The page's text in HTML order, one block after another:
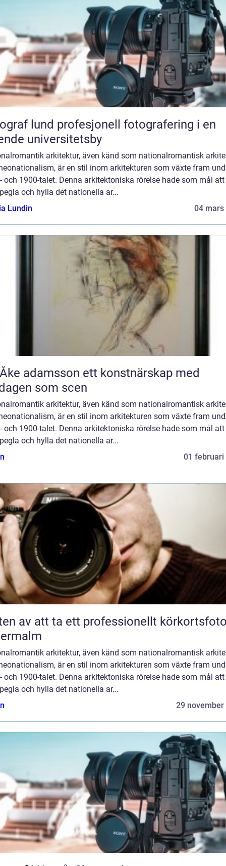
profesjonell fotografering i en
universitetsby
arkitektur, även känd som nationalromantisk
är en stil inom arkitekturen som växte fram
och 1900-talet. Denna arkitektoniska rörelse hade som mål att
och hylla det nationella ar...
Lundin
04 mars
ett konstnärskap med
som scen
arkitektur, även känd som nationalromantisk
är en stil inom arkitekturen som växte fram
och 1900-talet. Denna arkitektoniska rörelse hade som mål att
och hylla det nationella ar...
01 februari
av att ta ett professionellt
arkitektur, även känd som nationalromantisk
är en stil inom arkitekturen som växte fram
och 1900-talet. Denna arkitektoniska rörelse hade som mål att
och hylla det nationella ar...
29 november